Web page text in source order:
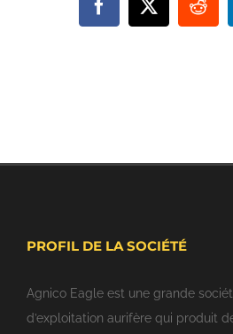
Facebook
X
PROFIL DE LA SOCIÉTÉ
Agnico Eagle est une grande
d’exploitation aurifère qui produit